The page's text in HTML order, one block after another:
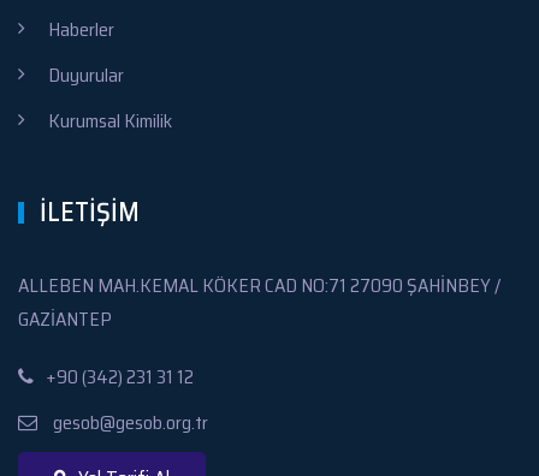
Haberler
Duyurular
Kurumsal Kimilik
İLETİŞİM
ALLEBEN MAH.KEMAL KÖKER CAD NO:71 27090 ŞAHİNBEY /
GAZİANTEP
+90 (342) 231 31 12
gesob@gesob.org.tr